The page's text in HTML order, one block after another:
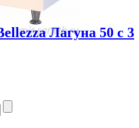
Лагуна 50 с 3